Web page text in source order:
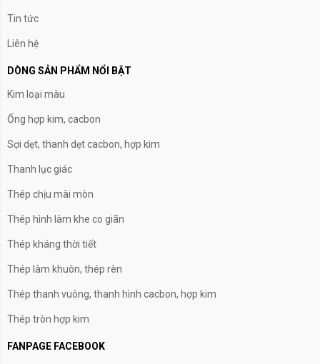
Tin tức
Liên hệ
DÒNG SẢN PHẨM NỔI BẬT
Kim loại màu
Ống hợp kim, cacbon
Sợi dẹt, thanh dẹt cacbon, hợp kim
Thanh lục giác
Thép chịu mài mòn
Thép hình làm khe co giãn
Thép kháng thời tiết
Thép làm khuôn, thép rèn
Thép thanh vuông, thanh hình cacbon, hợp kim
Thép tròn hợp kim
FANPAGE FACEBOOK